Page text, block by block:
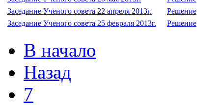
Заседание Ученого совета 22 апреля 2013г.
Решение
Заседание Ученого совета 25 февраля 2013г.
Решение
В начало
Назад
7